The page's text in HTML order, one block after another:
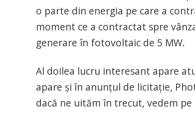
o parte din energia pe care a
moment ce a contractat spre
generare în fotovoltaic de 5 MW.
Al doilea lucru interesant apare
apare și în anunțul de licitație,
dacă ne uităm în trecut, vedem